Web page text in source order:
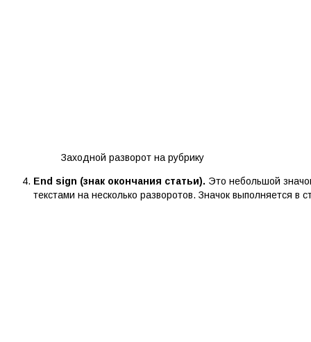
Заходной разворот на рубрику
End sign (знак окончания статьи). Это небольшой
текстами на несколько разворотов. Значок выполняется в